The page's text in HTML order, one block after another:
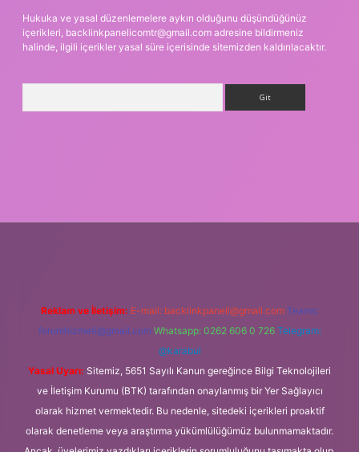
Hukuka ve yasal düzenlemelere aykırı olduğunu düşündüğünüz
içerikleri, backlinkpanelicomtr@gmail.com adresine bildirmeniz
halinde, ilgili içerikler yasal süre içerisinde sitemizden kaldırılacaktır.
Reklam ve İletişim: E-mail: backlinkpaneli@gmail.com Teams:
forumhizmeti@gmail.com Whatsapp: 0262 606 0 726 Telegram:
@karabul
Yasal Uyarı: Sitemiz, 5651 Sayılı Kanun gereğince Bilgi Teknolojileri
ve İletişim Kurumu (BTK) tarafından onaylanmış bir Yer Sağlayıcı
olarak hizmet vermektedir. Bu nedenle, sitedeki içerikleri proaktif
olarak denetleme veya araştırma yükümlülüğümüz bulunmamaktadır.